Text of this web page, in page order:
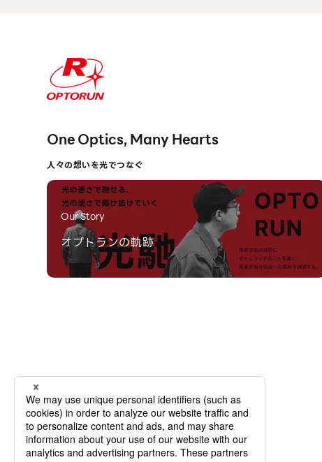
One Optics, Many Hearts
人々の想いを光でつなぐ
Our Story
オプトランの軌跡